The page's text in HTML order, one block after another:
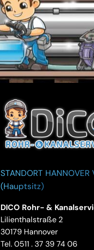
STANDORT HANNOVER
(Hauptsitz)
DICO Rohr- &
Lilienthalstraße 2
30179 Hannover
Tel.0511 . 37 39 74 06